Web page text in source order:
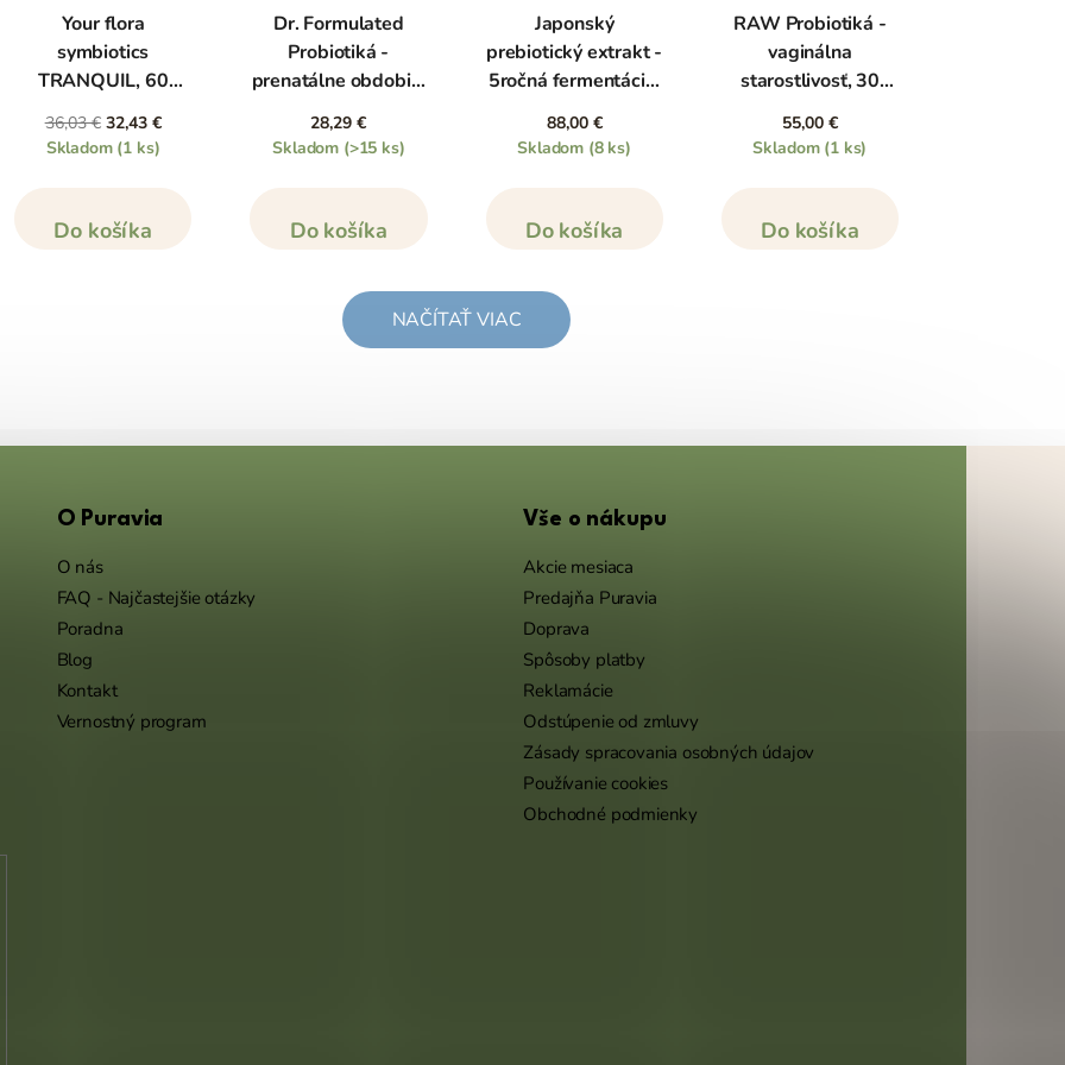
Your flora
symbiotics
TRANQUIL, 60
36,03 € 32,43 €
Skladom (1 ks)
Do košíka
Dr. Formulated
Probiotiká -
prenatálne obdobie,
28,29 €
Skladom (>15 ks)
Do košíka
Japonský
prebiotický extrakt -
5ročná fermentácia,
88,00 €
Skladom (8 ks)
Do košíka
RAW Probiotiká -
vaginálna
starostlivosť, 30
55,00 €
Skladom (1 ks)
Do košíka
NAČÍTAŤ VIAC
O Puravia
O nás
FAQ - Najčastejšie otázky
Poradna
Blog
Kontakt
Vernostný program
Vše o nákupu
Akcie mesiaca
Predajňa Puravia
Doprava
Spôsoby platby
Reklamácie
Odstúpenie od zmluvy
Zásady spracovania osobných údajov
Používanie cookies
Obchodné podmienky